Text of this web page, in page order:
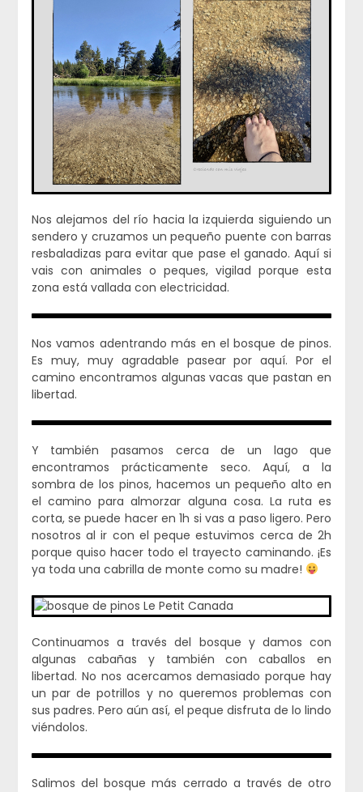
Nos alejamos del río hacia la izquierda siguiendo un
sendero y cruzamos un pequeño puente con barras
resbaladizas para evitar que pase el ganado. Aquí si
vais con animales o peques, vigilad porque esta
zona está vallada con electricidad.
Nos vamos adentrando más en el bosque de pinos.
Es muy, muy agradable pasear por aquí. Por el
camino encontramos algunas vacas que pastan en
libertad.
Y también pasamos cerca de un lago que
encontramos prácticamente seco. Aquí, a la
sombra de los pinos, hacemos un pequeño alto en
el camino para almorzar alguna cosa. La ruta es
corta, se puede hacer en 1h si vas a paso ligero. Pero
nosotros al ir con el peque estuvimos cerca de 2h
porque quiso hacer todo el trayecto caminando. ¡Es
ya toda una cabrilla de monte como su madre!
Continuamos a través del bosque y damos con
algunas cabañas y también con caballos en
libertad. No nos acercamos demasiado porque hay
un par de potrillos y no queremos problemas con
sus padres. Pero aún así, el peque disfruta de lo lindo
viéndolos.
Salimos del bosque más cerrado a través de otro